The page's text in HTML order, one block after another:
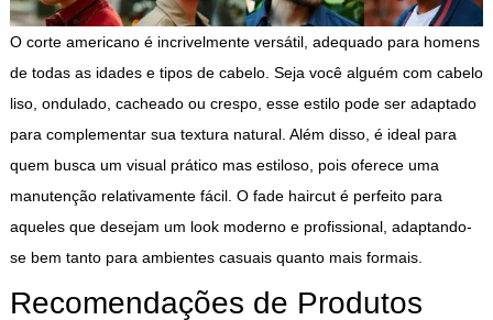
O corte americano é incrivelmente versátil, adequado para homens
de todas as idades e tipos de cabelo. Seja você alguém com cabelo
liso, ondulado, cacheado ou crespo, esse estilo pode ser adaptado
para complementar sua textura natural. Além disso, é ideal para
quem busca um visual prático mas estiloso, pois oferece uma
manutenção relativamente fácil. O fade haircut é perfeito para
aqueles que desejam um look moderno e profissional, adaptando-
se bem tanto para ambientes casuais quanto mais formais.
Recomendações de Produtos